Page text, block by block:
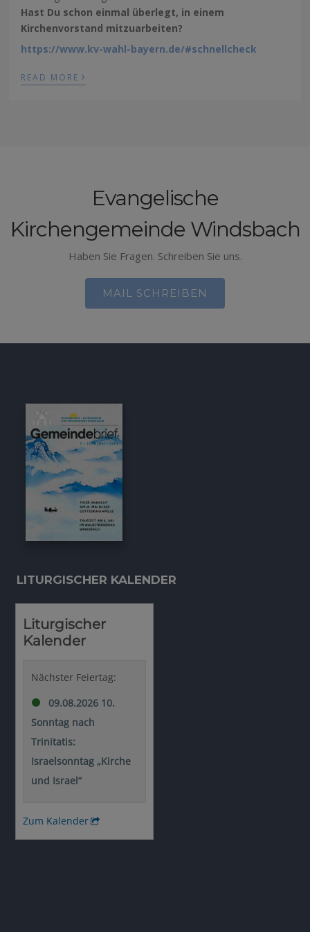
Hast Du schon einmal überlegt, in einem
Kirchenvorstand mitzuarbeiten?
https://www.kv-wahl-bayern.de/#schnellcheck
READ MORE ›
Evangelische
Kirchengemeinde Windsbach
Haben Sie Fragen. Schreiben Sie uns.
MAIL SCHREIBEN
LITURGISCHER KALENDER